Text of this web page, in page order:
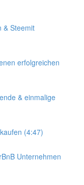
& Steemit
erfolgreichen
& einmalige
(4:47)
Unternehmen